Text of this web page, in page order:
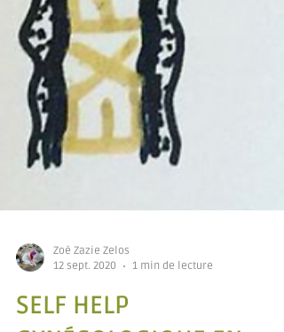
Zoé Zazie Zelos
12 sept. 2020